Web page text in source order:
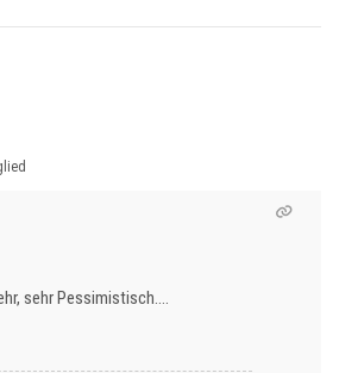
sehr Pessimistisch….